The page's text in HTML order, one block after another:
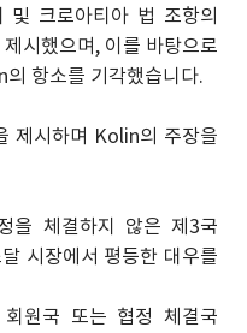
및 크로아티아 법 조항의
시했으며, 이를 바탕으로
항소를 기각했습니다.
제시하며 Kolin의 주장을
을 체결하지 않은 제3국
시장에서 평등한 대우를
원국 또는 협정 체결국